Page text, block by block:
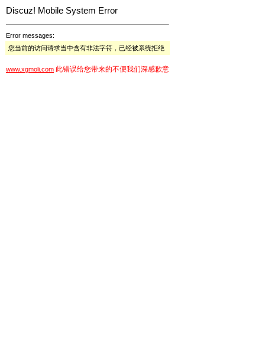
Discuz! Mobile System Error
Error messages:
您当前的访问请求当中含有非法字符，已经被系统拒绝
www.xgmoli.com 此错误给您带来的不便我们深感歉意